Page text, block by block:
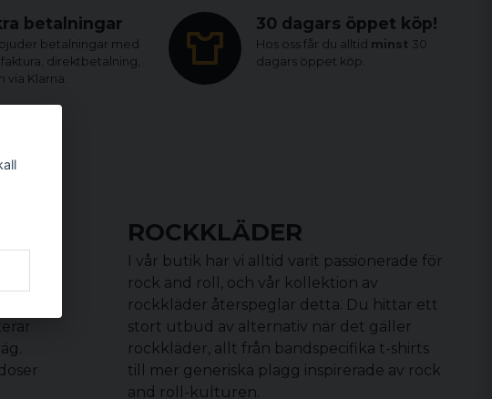
betalningar
betalningar med
faktura, direktbetalning,
via Klarna.
30 dagars öppet köp!
Hos oss får du alltid minst 30
dagars öppet köp.
ROCKKLÄDER
I vår butik har vi alltid varit passionerade för
rock and roll, och vår kollektion av
rockkläder återspeglar detta. Du hittar ett
stort utbud av alternativ när det gäller
rockkläder, allt från bandspecifika t-shirts
till mer generiska plagg inspirerade av rock
and roll-kulturen.